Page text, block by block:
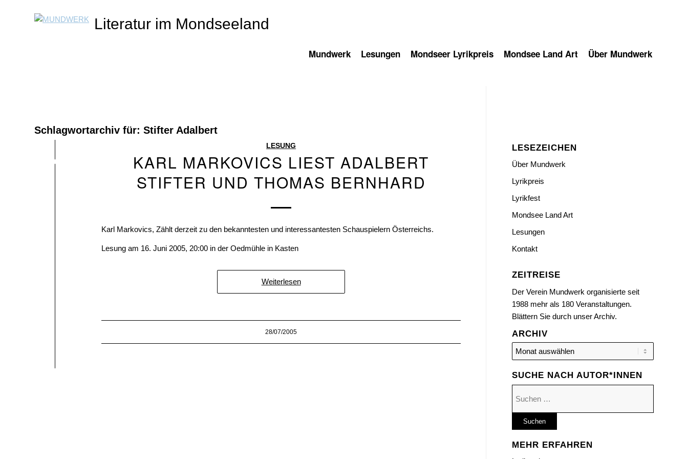
Literatur im Mondseeland
Mundwerk Lesungen Mondseer Lyrikpreis Mondsee Land Art Über Mundwerk
Schlagwortarchiv für: Stifter Adalbert
LESUNG
KARL MARKOVICS LIEST ADALBERT
STIFTER UND THOMAS BERNHARD
Karl Markovics, Zählt derzeit zu den bekanntesten und interessantesten Schauspielern Österreichs.
Lesung am 16. Juni 2005, 20:00 in der Oedmühle in Kasten
Weiterlesen
28/07/2005
LESEZEICHEN
Über Mundwerk
Lyrikpreis
Lyrikfest
Mondsee Land Art
Lesungen
Kontakt
ZEITREISE
Der Verein Mundwerk organisierte seit
1988 mehr als 180 Veranstaltungen.
Blättern Sie durch unser Archiv.
ARCHIV
SUCHE NACH AUTOR*INNEN
MEHR ERFAHREN